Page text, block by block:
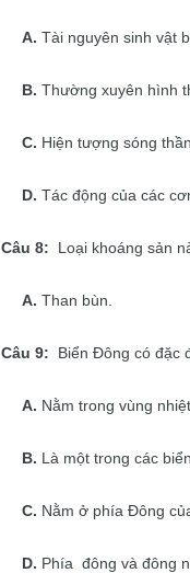
A. Tài nguyên sinh vật
B. Thường xuyên hình
C. Hiện tượng sóng
D. Tác động của các
Câu 8: Loại khoáng sản
A. Than bùn.
Câu 9: Biển Đông có đặc
A. Nằm trong vùng
B. Là một trong các
C. Nằm ở phía Đông
D. Phía đông và đông